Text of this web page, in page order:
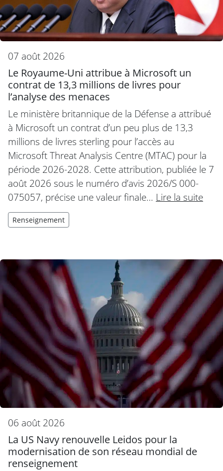
07 août 2026
Le Royaume-Uni attribue à Microsoft un
contrat de 13,3 millions de livres pour
l’analyse des menaces
Le ministère britannique de la Défense a attribué
à Microsoft un contrat d’un peu plus de 13,3
millions de livres sterling pour l’accès au
Microsoft Threat Analysis Centre (MTAC) pour la
période 2026-2028. Cette attribution, publiée le 7
août 2026 sous le numéro d’avis 2026/S 000-
075057, précise une valeur finale… Lire la suite
Renseignement
06 août 2026
La US Navy renouvelle Leidos pour la
modernisation de son réseau mondial de
renseignement